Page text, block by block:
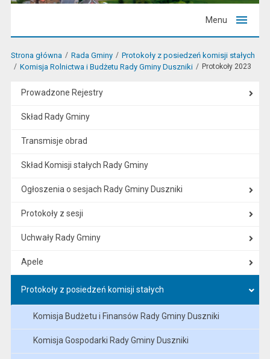
Menu
Strona główna Rada Gminy
Protokoły z posiedzeń komisji stałych
Komisja Rolnictwa i Budżetu Rady Gminy Duszniki
Protokoły 2023
Prowadzone Rejestry
Skład Rady Gminy
Transmisje obrad
Skład Komisji stałych Rady Gminy
Ogłoszenia o sesjach Rady Gminy Duszniki
Protokoły z sesji
Uchwały Rady Gminy
Apele
Protokoły z posiedzeń komisji stałych
Komisja Budżetu i Finansów Rady Gminy Duszniki
Komisja Gospodarki Rady Gminy Duszniki